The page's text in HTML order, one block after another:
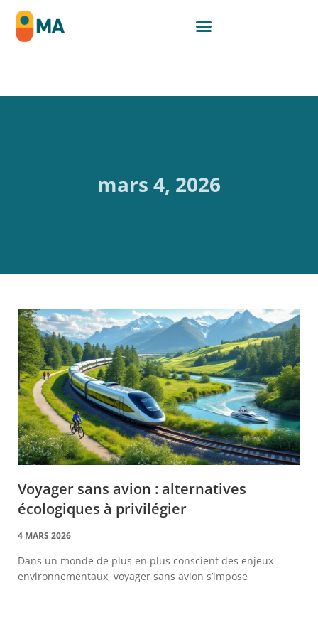
mars 4, 2026
Voyager sans avion : alternatives
écologiques à privilégier
4 MARS 2026
Dans un monde de plus en plus conscient des enjeux
environnementaux, voyager sans avion s’impose